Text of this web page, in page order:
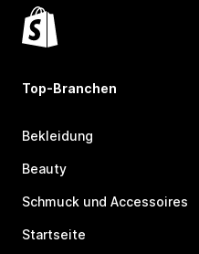
Top-Branchen
Bekleidung
Beauty
Schmuck und Accessoires
Startseite